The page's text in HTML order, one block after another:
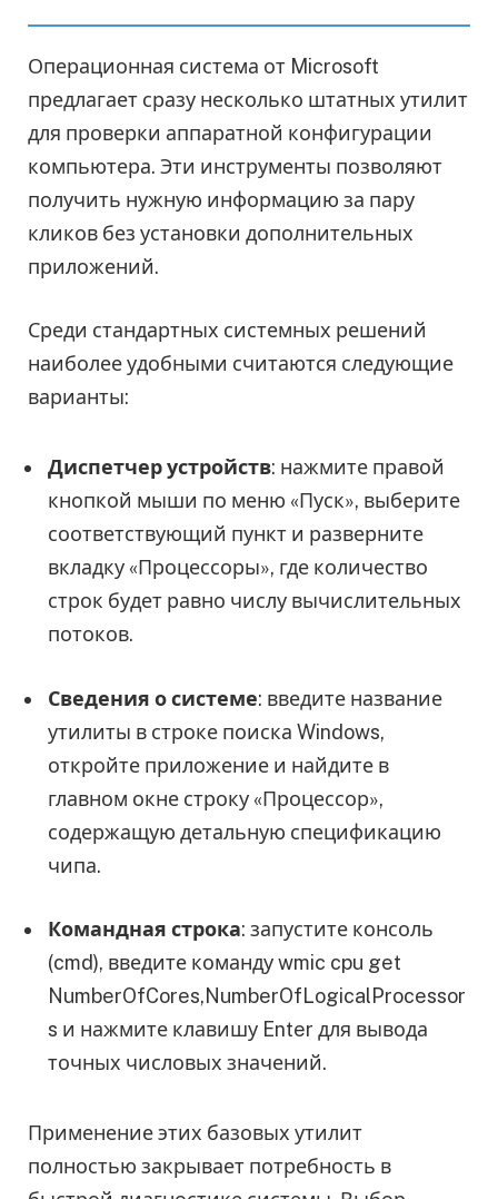
Операционная система от Microsoft
предлагает сразу несколько штатных утилит
для проверки аппаратной конфигурации
компьютера. Эти инструменты позволяют
получить нужную информацию за пару
кликов без установки дополнительных
приложений.
Среди стандартных системных решений
наиболее удобными считаются следующие
варианты:
Диспетчер устройств: нажмите правой
кнопкой мыши по меню «Пуск», выберите
соответствующий пункт и разверните
вкладку «Процессоры», где количество
строк будет равно числу вычислительных
потоков.
Сведения о системе: введите название
утилиты в строке поиска Windows,
откройте приложение и найдите в
главном окне строку «Процессор»,
содержащую детальную спецификацию
чипа.
Командная строка: запустите консоль
(cmd), введите команду wmic cpu get
NumberOfCores,NumberOfLogicalProcessor
s и нажмите клавишу Enter для вывода
точных числовых значений.
Применение этих базовых утилит
полностью закрывает потребность в